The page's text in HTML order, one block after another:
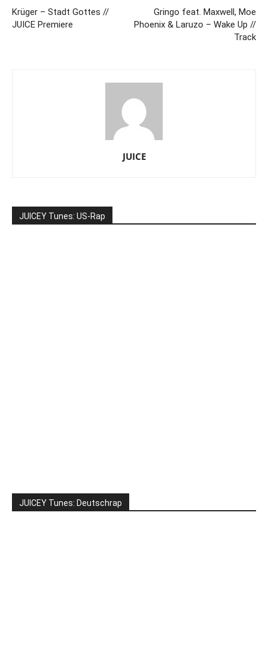
Krüger – Stadt Gottes //
JUICE Premiere
Gringo feat. Maxwell, Moe
Phoenix & Laruzo – Wake Up //
Track
JUICE
JUICEY Tunes: US-Rap
JUICEY Tunes: Deutschrap